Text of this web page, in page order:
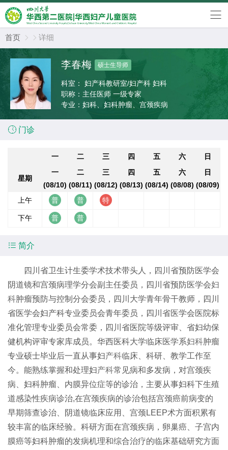
首页   详细
李春梅 硕士生导师
科室：
妇产科教研室/妇产科 妇科
职称： 主任医师 一级专家
专业： 妇科、妇科肿瘤、宫颈疾病
 门诊
一 二 三 四 五 六 日
星期
一
(08/10)
二
(08/11)
三
(08/12)
四
(08/13)
五
(08/14)
六
(08/08)
日
(08/09)
上午
下午
 简介
四川省卫生计生委学术技术带头人，四川省预防医学会
阴道镜和宫颈病理学分会副主任委员，四川省预防医学会妇
科肿瘤预防与控制分会委员，四川大学青年骨干教师，四川
省医学会妇产科专业委员会青年委员，四川省医学会医院标
准化管理专业委员会常委，四川省医院等级评审、省妇幼保
健机构评审专家库成员。华西医科大学临床医学系妇科肿瘤
专业硕士毕业后一直从事妇产科临床、科研、教学工作至
今。能熟练掌握和处理妇产科常见病和多发病，对宫颈疾
病、妇科肿瘤、内膜异位症等的诊治，主要从事妇科下生殖
道感染性疾病诊治,在宫颈疾病的诊治包括宫颈癌前病变的
早期筛查诊治、阴道镜临床应用、宫颈LEEP术方面积累有
较丰富的临床经验。科研方面在宫颈疾病，卵巢癌、子宫内
膜癌等妇科肿瘤的发病机理和综合治疗的临床基础研究方面